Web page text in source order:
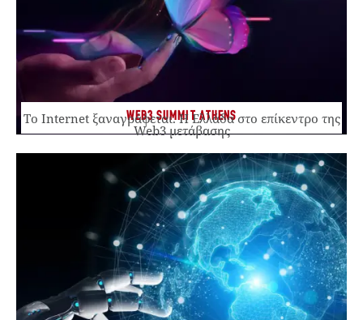
WEB3 SUMMIT ATHENS
Το Internet ξαναγράφεται. Η Ελλάδα στο επίκεντρο της
Web3 μετάβασης